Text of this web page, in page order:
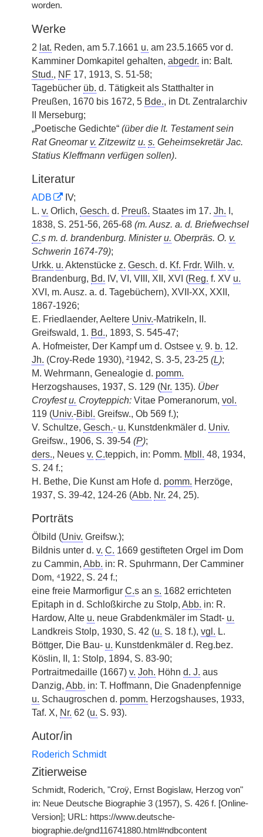
worden.
Werke
2 lat. Reden, am 5.7.1661 u. am 23.5.1665 vor d.
Kamminer Domkapitel gehalten, abgedr. in: Balt.
Stud., NF 17, 1913, S. 51-58;
Tagebücher üb. d. Tätigkeit als Statthalter in
Preußen, 1670 bis 1672, 5 Bde., in Dt. Zentralarchiv
II Merseburg;
„Poetische Gedichte“ (über die lt. Testament sein
Rat Gneomar v. Zitzewitz u. s. Geheimsekretär Jac.
Statius Kleffmann verfügen sollen).
Literatur
ADB
IV;
L. v. Orlich, Gesch. d. Preuß. Staates im 17. Jh. I,
1838, S. 251-56, 265-68 (m. Ausz. a. d. Briefwechsel
C.s m. d. brandenburg. Ministeru. Oberpräs. O. v.
Schwerin 1674-79);
Urkk. u. Aktenstücke z. Gesch. d. Kf. Frdr. Wilh. v.
Brandenburg, Bd. IV, VI, VIII, XII, XVI (Reg. f. XV u.
XVI, m. Ausz. a. d. Tagebüchern), XVII-XX, XXII,
1867-1926;
E. Friedlaender, Aeltere Univ.-Matrikeln, II.
Greifswald, 1. Bd., 1893, S. 545-47;
A. Hofmeister, Der Kampf um d. Ostsee v. 9. b. 12.
Jh. (Croy-Rede 1930), ²1942, S. 3-5, 23-25 (L);
M. Wehrmann, Genealogie d. pomm.
Herzogshauses, 1937, S. 129 (Nr. 135). Über
Croyfestu. Croyteppich: Vitae Pomeranorum, vol.
119 (Univ.-Bibl. Greifsw., Ob 569 f.);
V. Schultze, Gesch.- u. Kunstdenkmäler d. Univ.
Greifsw., 1906, S. 39-54 (P);
ders., Neues v. C.teppich, in: Pomm. Mbll. 48, 1934,
S. 24 f.;
H. Bethe, Die Kunst am Hofe d. pomm. Herzöge,
1937, S. 39-42, 124-26 (Abb. Nr. 24, 25).
Porträts
Ölbild (Univ. Greifsw.);
Bildnis unter d. v. C. 1669 gestifteten Orgel im Dom
zu Cammin, Abb. in: R. Spuhrmann, Der Camminer
Dom, ⁴1922, S. 24 f.;
eine freie Marmorfigur C.s an s. 1682 errichteten
Epitaph in d. Schloßkirche zu Stolp, Abb. in: R.
Hardow, Alte u. neue Grabdenkmäler im Stadt- u.
Landkreis Stolp, 1930, S. 42 (u. S. 18 f.), vgl. L.
Böttger, Die Bau- u. Kunstdenkmäler d. Reg.bez.
Köslin, II, 1: Stolp, 1894, S. 83-90;
Portraitmedaille (1667) v. Joh. Höhn d. J. aus
Danzig, Abb. in: T. Hoffmann, Die Gnadenpfennige
u. Schaugroschen d. pomm. Herzogshauses, 1933,
Taf. X, Nr. 62 (u. S. 93).
Autor/in
Roderich Schmidt
Zitierweise
Schmidt, Roderich, "Croÿ, Ernst Bogislaw, Herzog von"
in: Neue Deutsche Biographie 3 (1957), S. 426 f. [Online-
Version]; URL: https://www.deutsche-
biographie.de/gnd116741880.html#ndbcontent